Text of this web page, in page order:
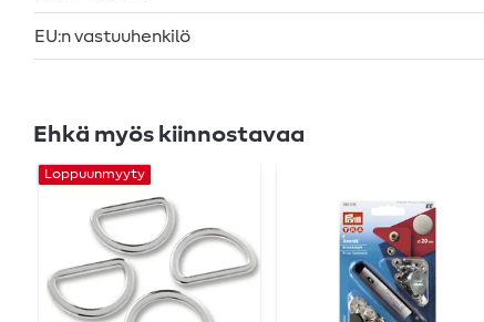
EU:n vastuuhenkilö
Ehkä myös kiinnostavaa
Loppuunmyyty